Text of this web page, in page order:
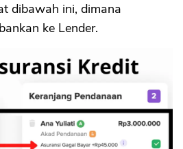
dibawah ini, dimana
ke Lender.